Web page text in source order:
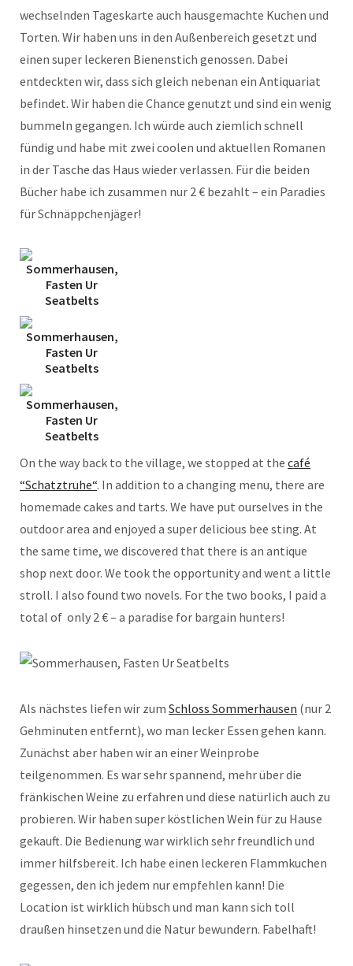
wechselnden Tageskarte auch hausgemachte Kuchen und
Torten. Wir haben uns in den Außenbereich gesetzt und
einen super leckeren Bienenstich genossen. Dabei
entdeckten wir, dass sich gleich nebenan ein Antiquariat
befindet. Wir haben die Chance genutzt und sind ein wenig
bummeln gegangen. Ich würde auch ziemlich schnell
fündig und habe mit zwei coolen und aktuellen Romanen
in der Tasche das Haus wieder verlassen. Für die beiden
Bücher habe ich zusammen nur 2 € bezahlt – ein Paradies
für Schnäppchenjäger!
On the way back to the village, we stopped at the café
“Schatztruhe“. In addition to a changing menu, there are
homemade cakes and tarts. We have put ourselves in the
outdoor area and enjoyed a super delicious bee sting. At
the same time, we discovered that there is an antique
shop next door. We took the opportunity and went a little
stroll. I also found two novels. For the two books, I paid a
total of only 2 € – a paradise for bargain hunters!
Als nächstes liefen wir zum Schloss Sommerhausen (nur 2
Gehminuten entfernt), wo man lecker Essen gehen kann.
Zunächst aber haben wir an einer Weinprobe
teilgenommen. Es war sehr spannend, mehr über die
fränkischen Weine zu erfahren und diese natürlich auch zu
probieren. Wir haben super köstlichen Wein für zu Hause
gekauft. Die Bedienung war wirklich sehr freundlich und
immer hilfsbereit. Ich habe einen leckeren Flammkuchen
gegessen, den ich jedem nur empfehlen kann! Die
Location ist wirklich hübsch und man kann sich toll
draußen hinsetzen und die Natur bewundern. Fabelhaft!